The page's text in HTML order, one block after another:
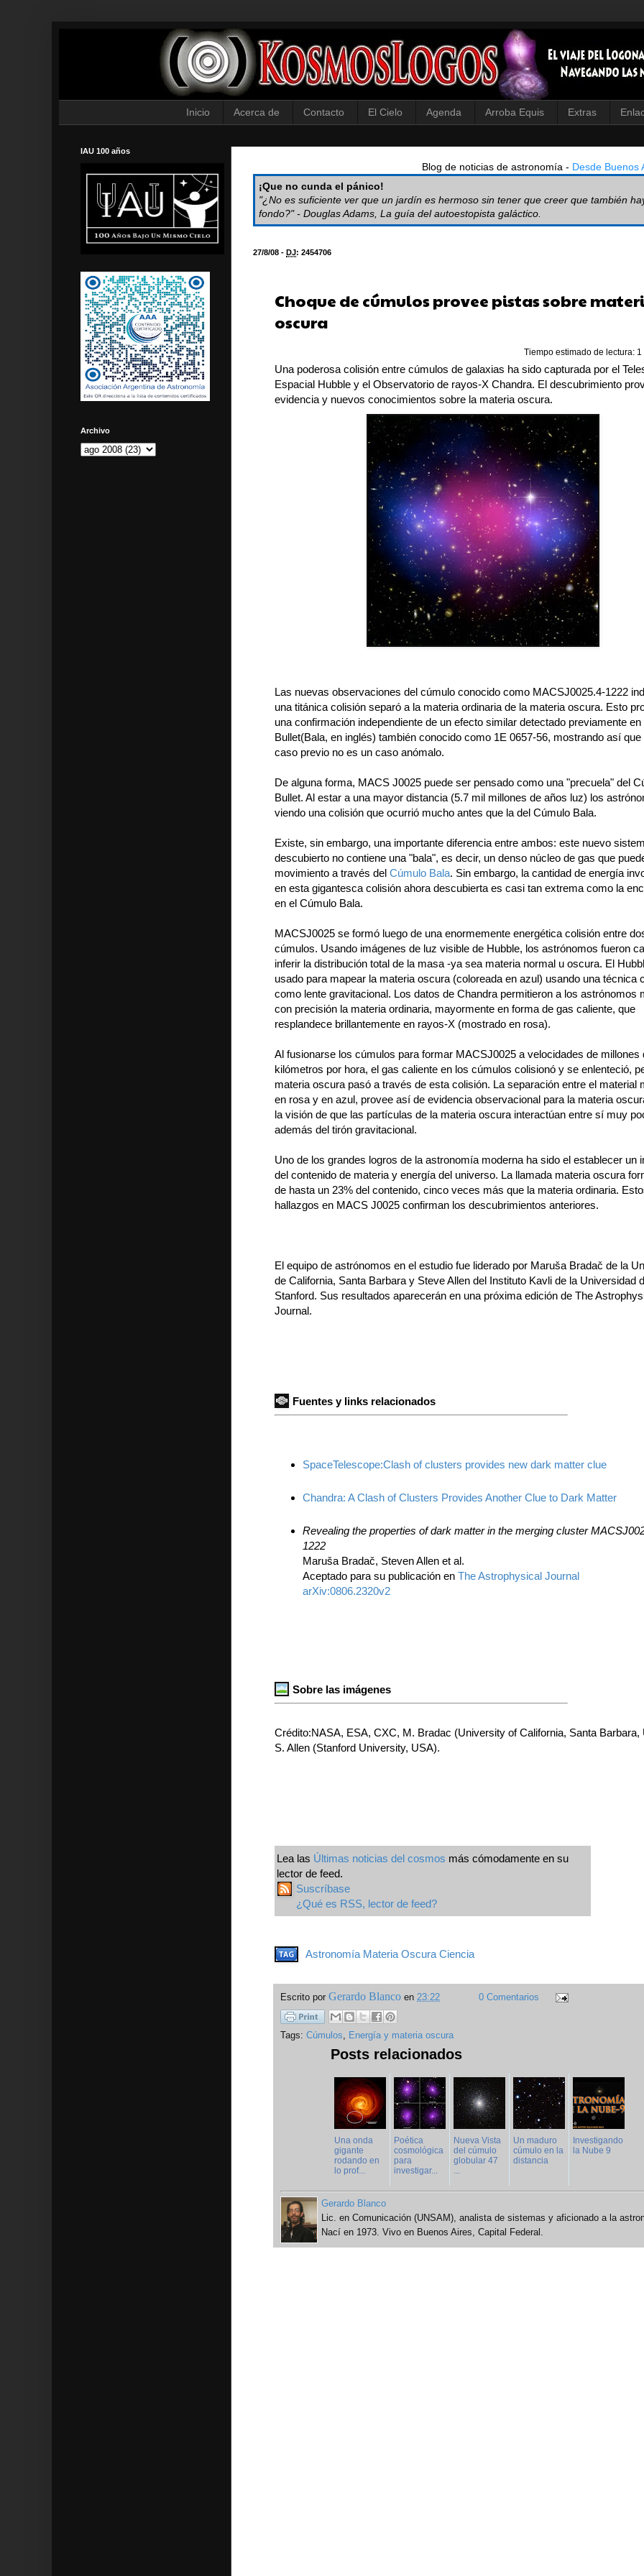
Inicio Acerca de Contacto El Cielo Agenda Arroba Equis Extras
Blog de noticias de astronomía - Desde Buenos
¡Que no cunda el pánico!
"¿No es suficiente ver que un jardín es hermoso sin tener que creer que también
fondo?" - Douglas Adams, La guía del autoestopista galáctico.
27/8/08 - DJ: 2454706
Choque de cúmulos provee pistas sobre
oscura
Tiempo estimado de lectura: 1
Una poderosa colisión entre cúmulos de galaxias ha sido capturada por el
Espacial Hubble y el Observatorio de rayos-X Chandra. El descubrimiento
evidencia y nuevos conocimientos sobre la materia oscura.
Las nuevas observaciones del cúmulo conocido como MACSJ0025.4-1222
una titánica colisión separó a la materia ordinaria de la materia oscura. Esto
una confirmación independiente de un efecto similar detectado previamente
Bullet(Bala, en inglés) también conocido como 1E 0657-56, mostrando así que
caso previo no es un caso anómalo.
De alguna forma, MACS J0025 puede ser pensado como una "precuela" del
Bullet. Al estar a una mayor distancia (5.7 mil millones de años luz) los
viendo una colisión que ocurrió mucho antes que la del Cúmulo Bala.
Existe, sin embargo, una importante diferencia entre ambos: este nuevo
descubierto no contiene una "bala", es decir, un denso núcleo de gas que
movimiento a través del Cúmulo Bala. Sin embargo, la cantidad de energía
en esta gigantesca colisión ahora descubierta es casi tan extrema como la
en el Cúmulo Bala.
MACSJ0025 se formó luego de una enormemente energética colisión entre
cúmulos. Usando imágenes de luz visible de Hubble, los astrónomos fueron
inferir la distribución total de la masa -ya sea materia normal u oscura. El
usado para mapear la materia oscura (coloreada en azul) usando una técnica
como lente gravitacional. Los datos de Chandra permitieron a los astrónomos
con precisión la materia ordinaria, mayormente en forma de gas caliente, que
resplandece brillantemente en rayos-X (mostrado en rosa).
Al fusionarse los cúmulos para formar MACSJ0025 a velocidades de millones
kilómetros por hora, el gas caliente en los cúmulos colisionó y se enlenteció,
materia oscura pasó a través de esta colisión. La separación entre el material
en rosa y en azul, provee así de evidencia observacional para la materia
la visión de que las partículas de la materia oscura interactúan entre sí muy
además del tirón gravitacional.
Uno de los grandes logros de la astronomía moderna ha sido el establecer un
del contenido de materia y energía del universo. La llamada materia oscura
de hasta un 23% del contenido, cinco veces más que la materia ordinaria.
hallazgos en MACS J0025 confirman los descubrimientos anteriores.
El equipo de astrónomos en el estudio fue liderado por Maruša Bradač de la
de California, Santa Barbara y Steve Allen del Instituto Kavli de la Universidad
Stanford. Sus resultados aparecerán en una próxima edición de The
Journal.
Fuentes y links relacionados
SpaceTelescope:Clash of clusters provides new dark matter clue
Chandra: A Clash of Clusters Provides Another Clue to Dark Matter
Revealing the properties of dark matter in the merging cluster
1222
Maruša Bradač, Steven Allen et al.
Aceptado para su publicación en The Astrophysical Journal
arXiv:0806.2320v2
Sobre las imágenes
Crédito:NASA, ESA, CXC, M. Bradac (University of California, Santa Barbara,
S. Allen (Stanford University, USA).
Lea las Últimas noticias del cosmos más cómodamente en su
lector de feed.
Suscríbase
¿Qué es RSS, lector de feed?
Astronomía Materia Oscura Ciencia
Escrito por Gerardo Blanco en 23:22 0 Comentarios
Tags: Cúmulos, Energía y materia oscura
Posts relacionados
Una onda
gigante
rodando en
lo prof...
Poética
cosmológica
para
investigar...
Nueva Vista
del cúmulo
globular 47
...
Un maduro
cúmulo en la
distancia
Investigando
la Nube 9
Gerardo Blanco
Lic. en Comunicación (UNSAM), analista de sistemas y aficionado a la
Nací en 1973. Vivo en Buenos Aires, Capital Federal.
IAU 100 años
Archivo